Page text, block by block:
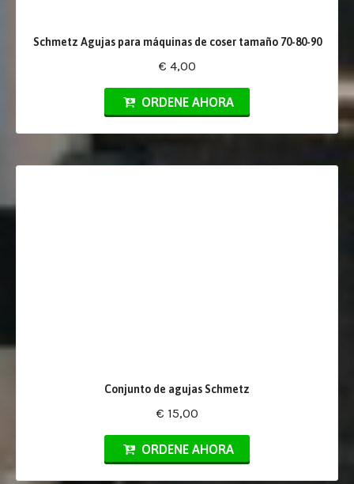
Schmetz Agujas para máquinas de coser tamaño 70-80-90
€ 4,00
ORDENE AHORA
Conjunto de agujas Schmetz
€ 15,00
ORDENE AHORA